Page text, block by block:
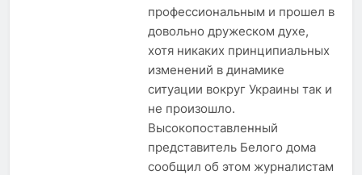
профессиональным и прошел в
довольно дружеском духе,
хотя никаких принципиальных
изменений в динамике
ситуации вокруг Украины так и
не произошло.
Высокопоставленный
представитель Белого дома
сообщил об этом журналистам